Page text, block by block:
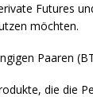
Futures
möchten.
Paaren
die die